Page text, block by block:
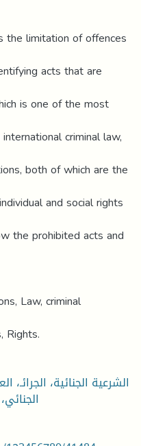
the limitation of offences
acts that are
is one of the most
criminal law,
both of which are the
and social rights
the prohibited acts and
Law, criminal
Rights.
الشرعية الجنائية،